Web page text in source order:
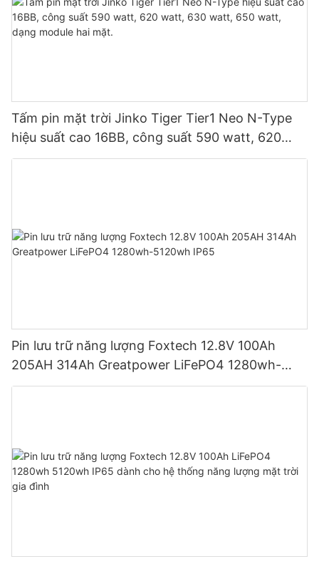
Tấm pin mặt trời Jinko Tiger Tier1 Neo N-Type
hiệu suất cao 16BB, công suất 590 watt, 620
watt, 630 watt, 650 watt, dạng module hai mặt.
Pin lưu trữ năng lượng Foxtech 12.8V 100Ah
205AH 314Ah Greatpower LiFePO4 1280wh-
5120wh IP65